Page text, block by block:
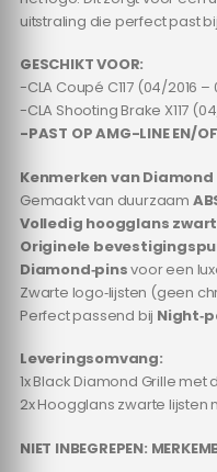
uitstraling die perfect past
GESCHIKT VOOR:
-CLA Coupé C117 (04/2016 –
-CLA Shooting Brake X117
-PAST OP AMG-LINE EN/
Kenmerken van Diamond
Gemaakt van duurzaam
Volledig hoogglans
Originele
Diamond‑pinsvoor een
Zwarte logo‑lijsten (geen
Perfect passend bij
Leveringsomvang:
1x Black Diamond Grille met
2x Hoogglans zwarte lijsten
NIET INBEGREPEN: